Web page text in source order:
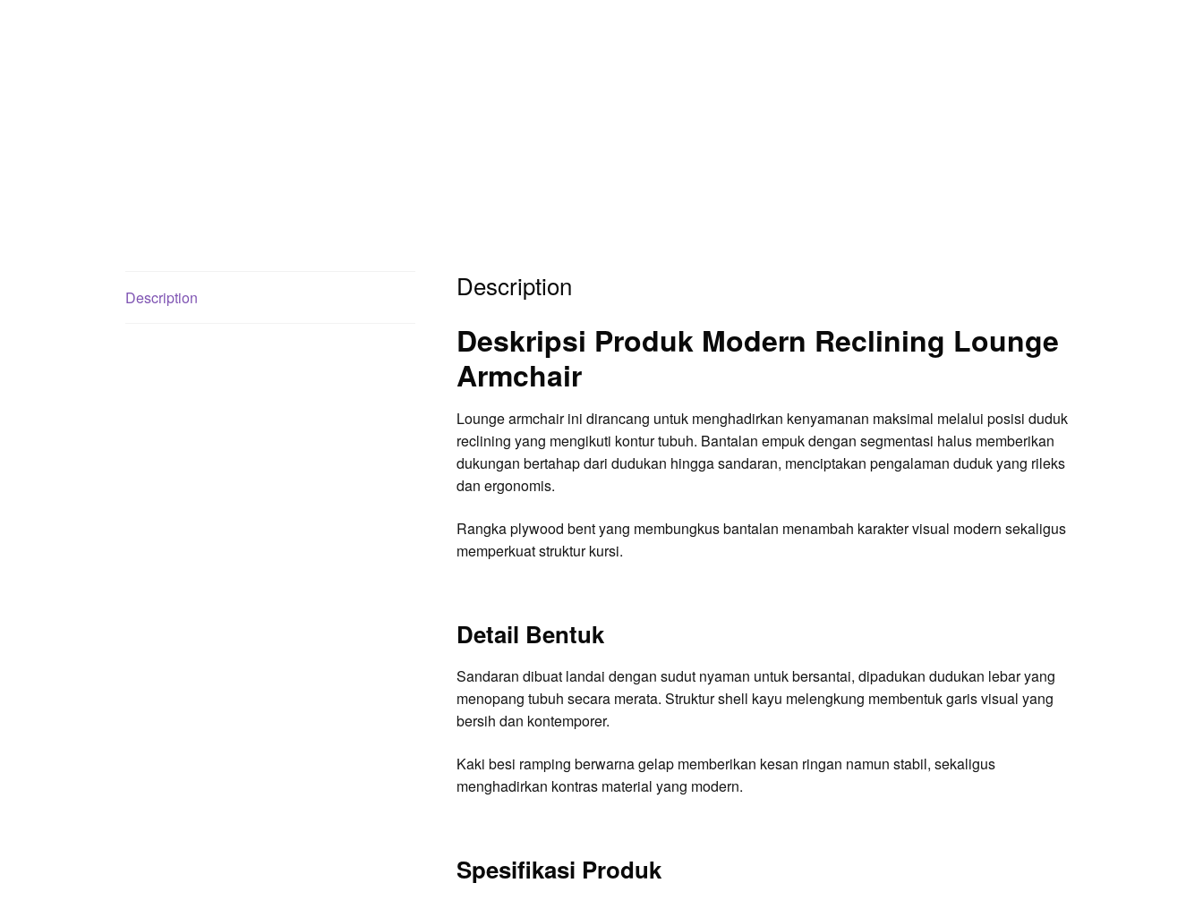
Description Description
Deskripsi Produk Modern Reclining Lounge
Armchair
Lounge armchair ini dirancang untuk menghadirkan kenyamanan maksimal melalui posisi duduk
reclining yang mengikuti kontur tubuh. Bantalan empuk dengan segmentasi halus memberikan
dukungan bertahap dari dudukan hingga sandaran, menciptakan pengalaman duduk yang rileks
dan ergonomis.
Rangka plywood bent yang membungkus bantalan menambah karakter visual modern sekaligus
memperkuat struktur kursi.
Detail Bentuk
Sandaran dibuat landai dengan sudut nyaman untuk bersantai, dipadukan dudukan lebar yang
menopang tubuh secara merata. Struktur shell kayu melengkung membentuk garis visual yang
bersih dan kontemporer.
Kaki besi ramping berwarna gelap memberikan kesan ringan namun stabil, sekaligus
menghadirkan kontras material yang modern.
Spesifikasi Produk